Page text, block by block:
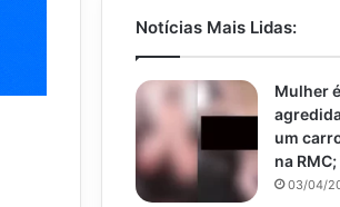
Notícias Mais Lidas:
Mulher
um
na
03/04/